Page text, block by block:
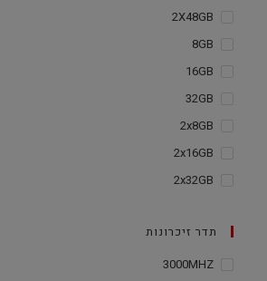
2X48GB
8GB
16GB
32GB
2x8GB
2x16GB
2x32GB
תדר זיכרונות
3000MHZ